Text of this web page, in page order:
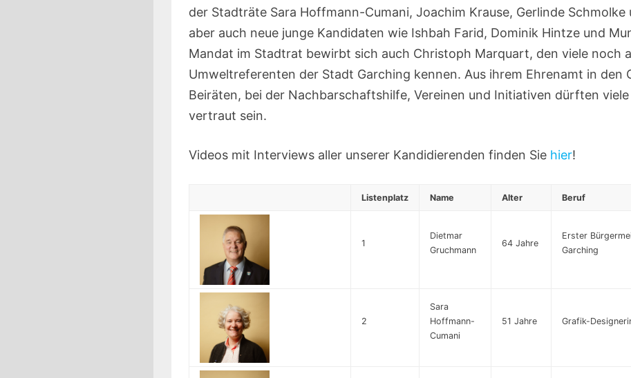
der Stadträte Sara Hoffmann-Cumani, Joachim Krause, Gerlinde Schmolke
aber auch neue junge Kandidaten wie Ishbah Farid, Dominik Hintze und
Mandat im Stadtrat bewirbt sich auch Christoph Marquart, den viele noch
Umweltreferenten der Stadt Garching kennen. Aus ihrem Ehrenamt in den
Beiräten, bei der Nachbarschaftshilfe, Vereinen und Initiativen dürften
vertraut sein.
Videos mit Interviews aller unserer Kandidierenden finden Sie hier!
Listenplatz Name Alter Beruf
1
Dietmar
Gruchmann
64 Jahre
Erster
Garching
2
Sara
Hoffmann-
Cumani
51 Jahre Grafik-